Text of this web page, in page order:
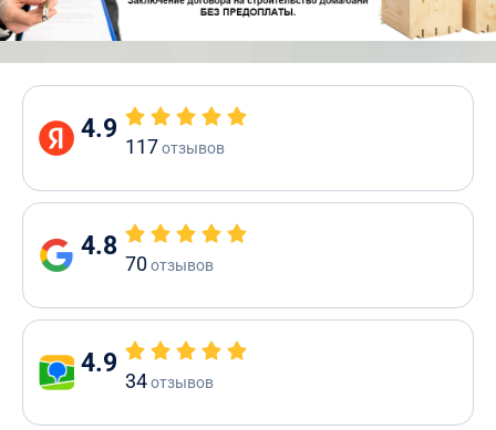
4.9
117отзывов
4.8
70отзывов
4.9
34отзывов